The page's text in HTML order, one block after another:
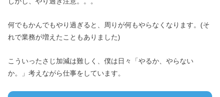
何でもかんでもやり過ぎると、周りが何もやらなくなります。(そ
れで業務が増えたこともありました)
こういったさじ加減は難しく、僕は日々「やるか、やらない
か。」考えながら仕事をしています。